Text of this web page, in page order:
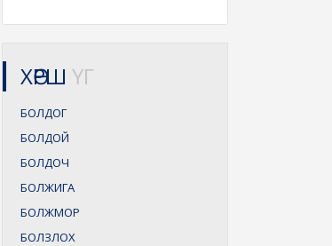
ХӨРШ ҮГ
БОЛДОГ
БОЛДОЙ
БОЛДОЧ
БОЛЖИГА
БОЛЖМОР
БОЛЗЛОХ